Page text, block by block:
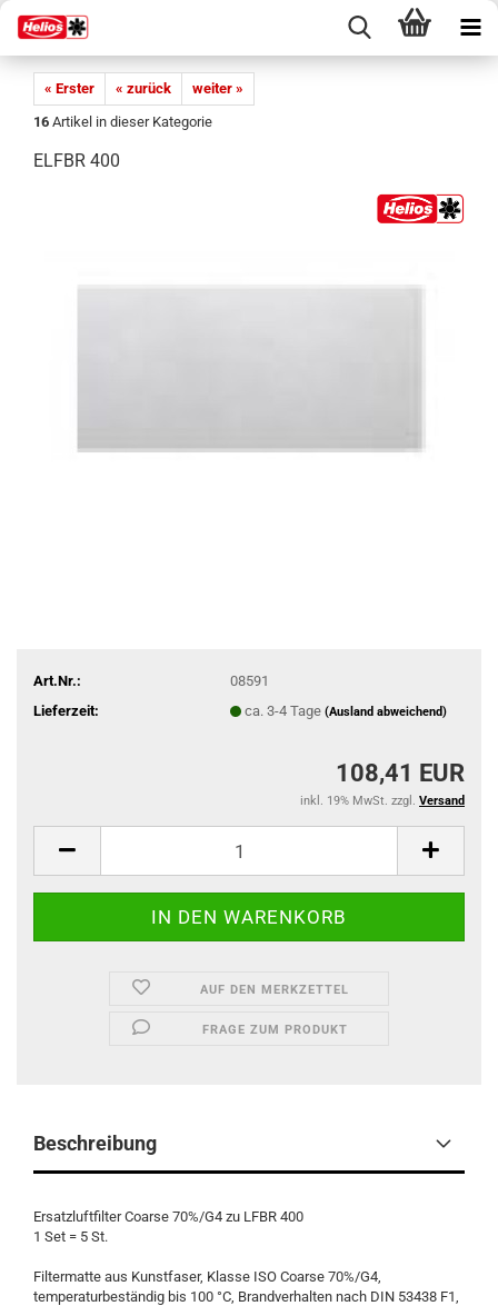
« Erster « zurück
weiter »
16 Artikel in dieser Kategorie
ELFBR 400
Art.Nr.:
08591
Lieferzeit:
ca. 3-4 Tage (Ausland abweichend)
108,41 EUR
inkl. 19% MwSt. zzgl. Versand
AUF DEN MERKZETTEL
FRAGE ZUM PRODUKT
Beschreibung
Ersatzluftfilter Coarse 70%/G4 zu LFBR 400
1 Set = 5 St.
Filtermatte aus Kunstfaser, Klasse ISO Coarse 70%/G4,
temperaturbeständig bis 100 °C, Brandverhalten nach DIN 53438 F1,